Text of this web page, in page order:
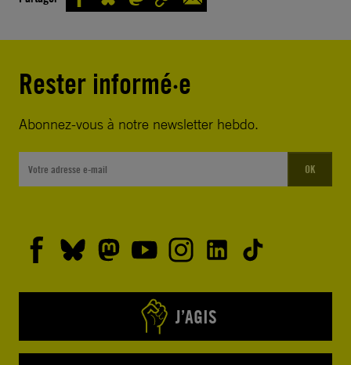
Rester informé·e
Abonnez-vous à notre newsletter hebdo.
OK
J’AGIS